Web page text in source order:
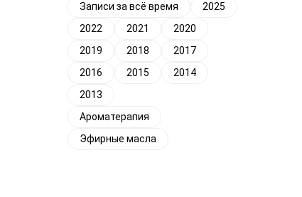
Записи за всё время
2025
2022
2021
2020
2019
2018
2017
2016
2015
2014
2013
Ароматерапия
Эфирные масла